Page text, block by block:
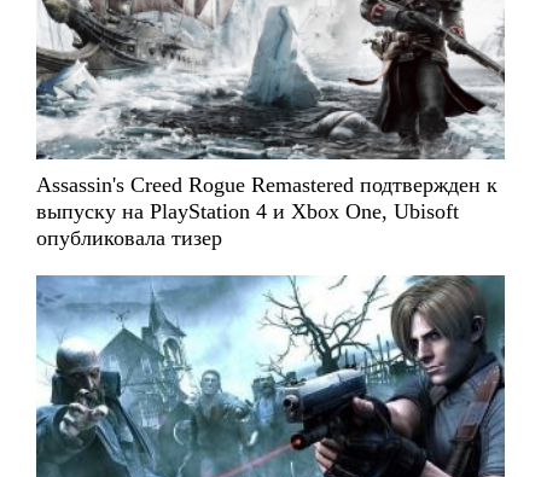
Assassin's Creed Rogue Remastered подтвержден к
выпуску на PlayStation 4 и Xbox One, Ubisoft
опубликовала тизер